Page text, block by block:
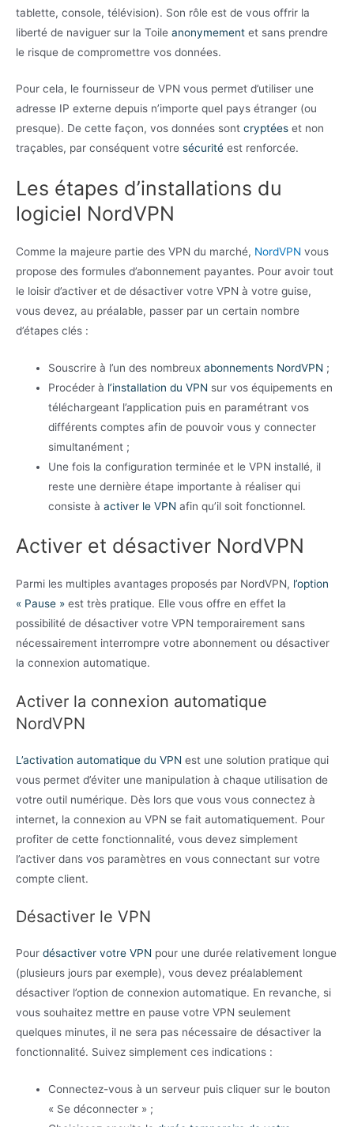
tablette, console, télévision). Son rôle est de vous offrir la
liberté de naviguer sur la Toile anonymement et sans prendre
le risque de compromettre vos données.
Pour cela, le fournisseur de VPN vous permet d’utiliser une
adresse IP externe depuis n’importe quel pays étranger (ou
presque). De cette façon, vos données sont cryptées et non
traçables, par conséquent votre sécurité est renforcée.
Les étapes d’installations du
logiciel NordVPN
Comme la majeure partie des VPN du marché, NordVPN vous
propose des formules d’abonnement payantes. Pour avoir tout
le loisir d’activer et de désactiver votre VPN à votre guise,
vous devez, au préalable, passer par un certain nombre
d’étapes clés :
Souscrire à l’un des nombreuxabonnements NordVPN ;
Procéder à l’installation du VPN sur vos équipements en
téléchargeant l’application puis en paramétrant vos
différents comptes afin de pouvoir vous y connecter
simultanément ;
Une fois la configuration terminée et le VPN installé, il
reste une dernière étape importante à réaliser qui
consiste àactiver le VPN afin qu’il soit fonctionnel.
Activer et désactiver NordVPN
Parmi les multiples avantages proposés par NordVPN, l’option
« Pause » est très pratique. Elle vous offre en effet la
possibilité de désactiver votre VPN temporairement sans
nécessairement interrompre votre abonnement ou désactiver
la connexion automatique.
Activer la connexion automatique
NordVPN
L’activation automatique du VPN est une solution pratique qui
vous permet d’éviter une manipulation à chaque utilisation de
votre outil numérique. Dès lors que vous vous connectez à
internet, la connexion au VPN se fait automatiquement. Pour
profiter de cette fonctionnalité, vous devez simplement
l’activer dans vos paramètres en vous connectant sur votre
compte client.
Désactiver le VPN
Pour désactiver votre VPN pour une durée relativement longue
(plusieurs jours par exemple), vous devez préalablement
désactiver l’option de connexion automatique. En revanche, si
vous souhaitez mettre en pause votre VPN seulement
quelques minutes, il ne sera pas nécessaire de désactiver la
fonctionnalité. Suivez simplement ces indications :
Connectez-vous à un serveur puis cliquer sur le bouton
« Se déconnecter » ;